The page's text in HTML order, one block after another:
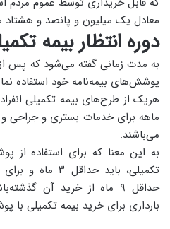
معادل یک میلیون و پانصد و هشتاد
دوره انتظار بیمه
به مدت زمانی گفته می‌شود که پس
پوشش‌های بیمه‌نامه خود استفاده
می‌باشند.
به این معنا که برای استفاده از
تکمیلی، باید
حداقل ۹ ماه از خرید آن
بارداری برای خرید بیمه تکمیلی با